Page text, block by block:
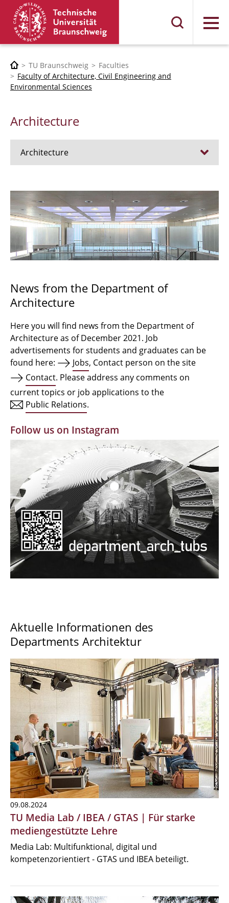
Menu
TU Braunschweig
Faculties
Faculty of Architecture, Civil Engineering and
Environmental Sciences
Architecture
Architecture
Admission procedure 2024
Bachelor Architecture
Bachelor Architecture+
Qualification profile
Semester Programme
Internationales
Facilities
Alumni | cloud club
Documents and Downloads
News from the Department of
Architecture
Here you will find news from the Department of
Architecture as of December 2021. Job
advertisements for students and graduates can be
found here:
Jobs, Contact person on the site
Contact. Please address any comments on
current topics or job applications to the
Public Relations.
Follow us on Instagram
Aktuelle Informationen des
Departments Architektur
09.08.2024
TU Media Lab / IBEA / GTAS | Für starke
mediengestützte Lehre
Media Lab: Multifunktional, digital und
kompetenzorientiert - GTAS und IBEA beteiligt.